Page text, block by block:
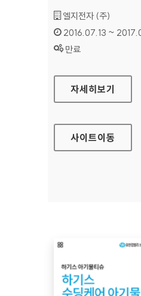
기관명 :
엘지전자 (주)
인증기간 :
2016.07.13 ~
상태 :
만료
LG계정 대표 홈
자세히보기
사이트이동